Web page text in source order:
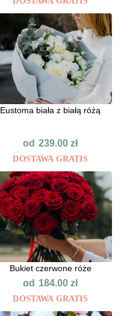
Eustoma biała z białą różą
od 239.00zł
DOSTAWA GRATIS
Bukiet czerwone róże
od 184.00zł
DOSTAWA GRATIS